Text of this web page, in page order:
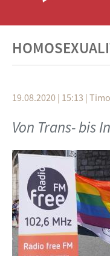
19.08.2020 | 15:13 | Timo
Von Trans- bis